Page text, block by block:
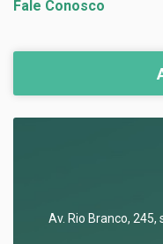
Fale Conosco
Av. Rio Branco, 245,